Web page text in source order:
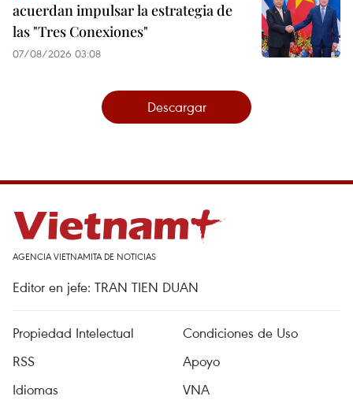
acuerdan impulsar la estrategia de
las "Tres Conexiones"
07/08/2026 03:08
Descargar
AGENCIA VIETNAMITA DE NOTICIAS
Editor en jefe: TRAN TIEN DUAN
Propiedad Intelectual
Condiciones de Uso
RSS
Apoyo
Idiomas
VNA